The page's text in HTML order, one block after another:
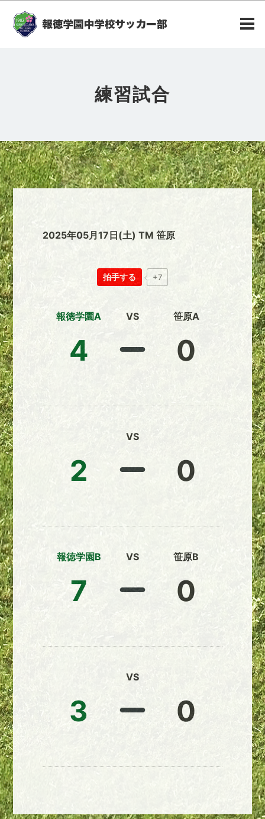
練習試合
2025年05月17日(土) TM 笹原
拍手する +7
報徳学園A
4
VS 笹原A
0
2
VS
0
報徳学園B
7
VS 笹原B
0
3
VS
0